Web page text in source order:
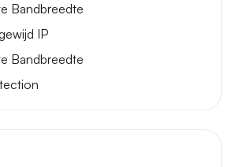
Bandbreedte
IP
Bandbreedte